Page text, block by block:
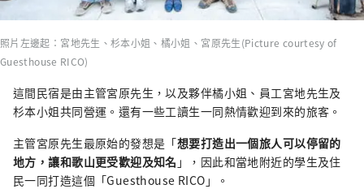
照片左邊起：宮地先生、杉本小姐、橘小姐、宮原先生(Picture courtesy of
Guesthouse RICO)
這間民宿是由主管宮原先生，以及夥伴橘小姐、員工宮地先生及
杉本小姐共同營運。還有一些工讀生一同熱情歡迎到來的旅客。
主管宮原先生最原始的發想是「想要打造出一個旅人可以停留的
地方，讓和歌山更受歡迎及知名 」，因此和當地附近的學生及住
民一同打造這個「Guesthouse RICO」。